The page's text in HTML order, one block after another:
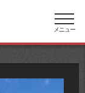
メニュー